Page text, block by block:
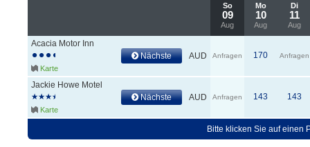
So
09
Aug
Mo
10
Aug
Di
11
Aug
Acacia Motor Inn
Karte
Nächste AUD Anfragen 170 Anfragen
Jackie Howe Motel
Karte
Nächste AUD Anfragen 143 143
Bitte klicken Sie auf einen